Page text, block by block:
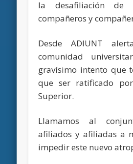
la desafiliación de
compañeros y
Desde ADIUNT
comunidad
gravísimo intento que
que ser ratificado
Superior.
Llamamos al
afiliados y afiliadas a
impedir este nuevo